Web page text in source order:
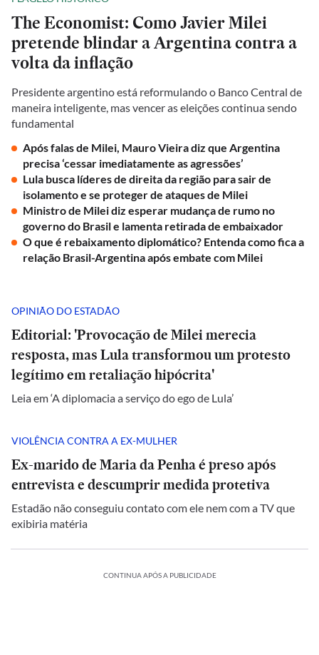
The Economist: Como Javier Milei
pretende blindar a Argentina contra a
volta da inflação
Presidente argentino está reformulando o Banco Central de
maneira inteligente, mas vencer as eleições continua sendo
fundamental
Após falas de Milei, Mauro Vieira diz que Argentina
precisa ‘cessar imediatamente as agressões’
Lula busca líderes de direita da região para sair de
isolamento e se proteger de ataques de Milei
Ministro de Milei diz esperar mudança de rumo no
governo do Brasil e lamenta retirada de embaixador
O que é rebaixamento diplomático? Entenda como fica a
relação Brasil-Argentina após embate com Milei
OPINIÃO DO ESTADÃO
Editorial: 'Provocação de Milei merecia
resposta, mas Lula transformou um protesto
legítimo em retaliação hipócrita'
Leia em ‘A diplomacia a serviço do ego de Lula’
VIOLÊNCIA CONTRA A EX-MULHER
Ex-marido de Maria da Penha é preso após
entrevista e descumprir medida protetiva
Estadão não conseguiu contato com ele nem com a TV que
exibiria matéria
CONTINUA APÓS A PUBLICIDADE